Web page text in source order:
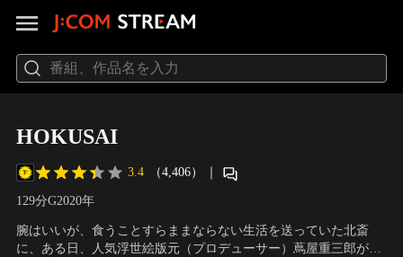
HOKUSAI
3.4 （4,406） ｜
129分G2020年
腕はいいが、食うことすらままならない生活を送っていた北斎
に、ある日、人気浮世絵版元（プロデューサー）蔦屋重三郎が目